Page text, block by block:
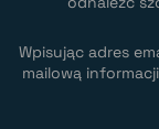
Wpisując adres
mailową